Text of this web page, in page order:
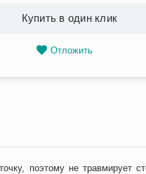
Купить в один клик
Отложить
поэтому не травмирует